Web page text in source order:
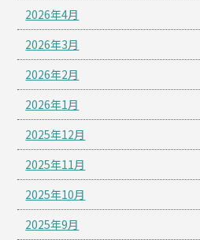
2026年4月
2026年3月
2026年2月
2026年1月
2025年12月
2025年11月
2025年10月
2025年9月